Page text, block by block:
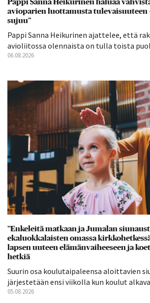
Pappi Sanna Heikurinen haluaa
avioparien luottamusta tulevaisuuteen
sujuu”
Pappi Sanna Heikurinen ajattelee, että
avioliitossa olennaista on tulla toista
06.08.2026
”Enkeleitä matkaan ja Jumalan
ekaluokkalaisten omassa
lapsen uuteen elämänvaiheeseen ja
hetkiä
Suurin osa koulutaipaleensa aloittavien
järjestetään ensi viikolla kun koulut
05.08.2026